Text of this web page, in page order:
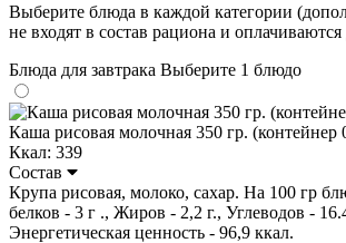
Выберите блюда в каждой категории
не входят в состав рациона и
Блюда для завтрака Выберите 1 блюдо
Каша рисовая молочная 350 гр. (контейнер
Ккал: 339
Состав
Крупа рисовая, молоко, сахар. На 100 гр
белков - 3 г ., Жиров - 2,2 г., Углеводов -
Энергетическая ценность - 96,9 ккал.